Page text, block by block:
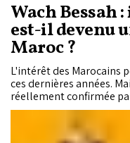
Wach Bessah
est-il devenu
Maroc ?
L'intérêt des Marocains
ces dernières années.
réellement confirmée
épisode de Wach
indicateurs pour vérifier
particuliers en Bourse